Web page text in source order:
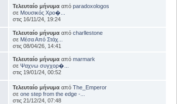
Τελευταίο μήνυμα απόparadoxologos
σε Μουσικός Χρο�...
στις 16/11/24, 19:24
Τελευταίο μήνυμα απόcharllestone
σε Μέσα Από Στάχ...
στις 08/04/26, 14:41
Τελευταίο μήνυμα απόmarmark
σεΨαχνω συγχορ�...
στις 19/01/24, 00:52
Τελευταίο μήνυμα απόThe_Emperor
σεone step from the edge -...
στις 21/12/24, 07:48